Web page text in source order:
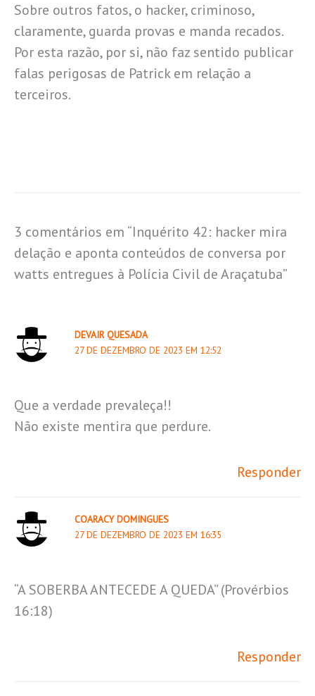
Sobre outros fatos, o hacker, criminoso,
claramente, guarda provas e manda recados.
Por esta razão, por si, não faz sentido publicar
falas perigosas de Patrick em relação a
terceiros.
3 comentários em “Inquérito 42: hacker mira
delação e aponta conteúdos de conversa por
watts entregues à Polícia Civil de Araçatuba”
DEVAIR QUESADA
27 DE DEZEMBRO DE 2023 EM 12:52
Que a verdade prevaleça!!
Não existe mentira que perdure.
Responder
COARACY DOMINGUES
27 DE DEZEMBRO DE 2023 EM 16:35
“A SOBERBA ANTECEDE A QUEDA” (Provérbios
16:18)
Responder